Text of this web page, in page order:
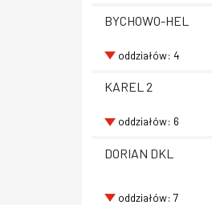
BYCHOWO-HEL
oddziałów: 4
KAREL 2
oddziałów: 6
DORIAN DKL
oddziałów: 7